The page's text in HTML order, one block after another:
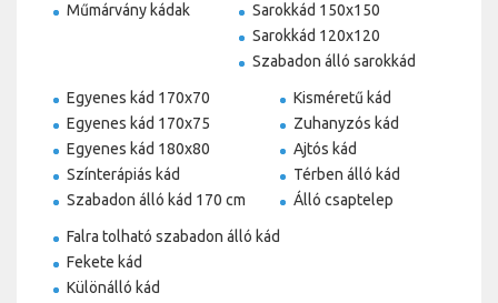
Műmárvány kádak
Sarokkád 150x150
Sarokkád 120x120
Szabadon álló sarokkád
Egyenes kád 170x70
Egyenes kád 170x75
Egyenes kád 180x80
Színterápiás kád
Szabadon álló kád 170 cm
Kisméretű kád
Zuhanyzós kád
Ajtós kád
Térben álló kád
Álló csaptelep
Falra tolható szabadon álló kád
Fekete kád
Különálló kád